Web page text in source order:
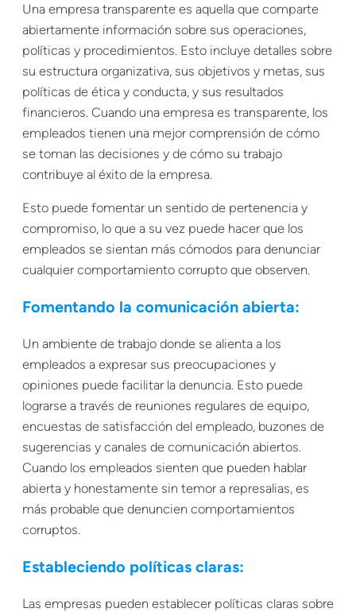
Una empresa transparente es aquella que comparte
abiertamente información sobre sus operaciones,
políticas y procedimientos. Esto incluye detalles sobre
su estructura organizativa, sus objetivos y metas, sus
políticas de ética y conducta, y sus resultados
financieros. Cuando una empresa es transparente, los
empleados tienen una mejor comprensión de cómo
se toman las decisiones y de cómo su trabajo
contribuye al éxito de la empresa.
Esto puede fomentar un sentido de pertenencia y
compromiso, lo que a su vez puede hacer que los
empleados se sientan más cómodos para denunciar
cualquier comportamiento corrupto que observen.
Fomentando la comunicación abierta:
Un ambiente de trabajo donde se alienta a los
empleados a expresar sus preocupaciones y
opiniones puede facilitar la denuncia. Esto puede
lograrse a través de reuniones regulares de equipo,
encuestas de satisfacción del empleado, buzones de
sugerencias y canales de comunicación abiertos.
Cuando los empleados sienten que pueden hablar
abierta y honestamente sin temor a represalias, es
más probable que denuncien comportamientos
corruptos.
Estableciendo políticas claras:
Las empresas pueden establecer políticas claras sobre